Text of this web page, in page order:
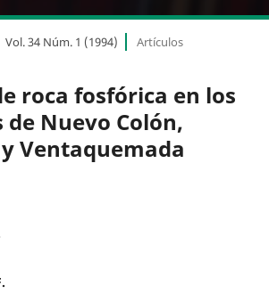
Vol. 34 Núm. 1 (1994) Artículos
roca fosfórica en los
Nuevo Colón,
Ventaquemada